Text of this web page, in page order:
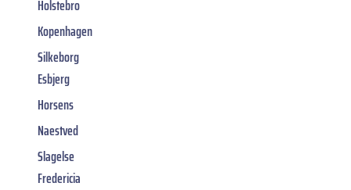
Holstebro
Kopenhagen
Silkeborg
Esbjerg
Horsens
Naestved
Slagelse
Fredericia